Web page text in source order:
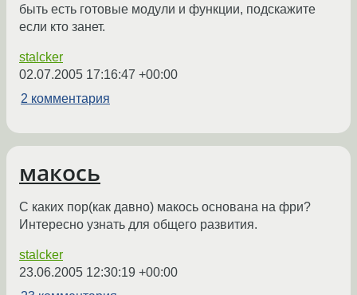
быть есть готовые модули и функции, подскажите
если кто занет.
stalcker
02.07.2005 17:16:47 +00:00
2 комментария
макось
С каких пор(как давно) макось основана на фри?
Интересно узнать для общего развития.
stalcker
23.06.2005 12:30:19 +00:00